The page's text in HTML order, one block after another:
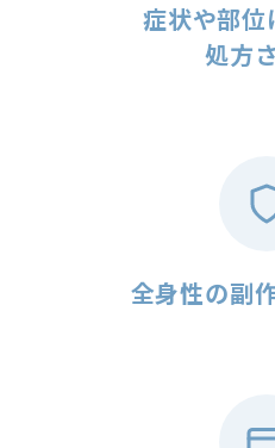
症状や部位
処方
全身性の副